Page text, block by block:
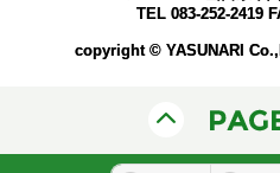
TEL 083-252-2419
copyright © YASUNARI